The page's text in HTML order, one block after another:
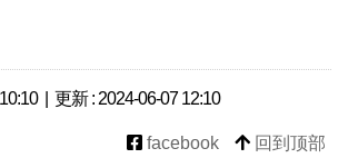
| 更新 : 2024-06-07 12:10
facebook 回到顶部